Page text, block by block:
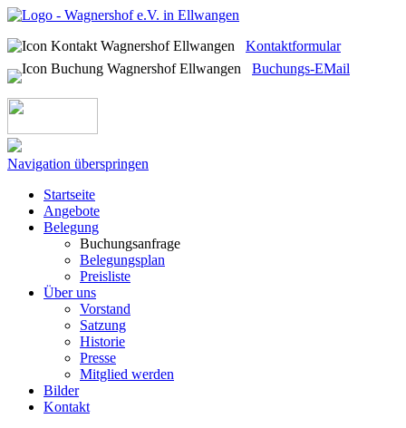
Kontaktformular
Buchungs-EMail
Navigation überspringen
Startseite
Angebote
Belegung
Buchungsanfrage
Belegungsplan
Preisliste
Über uns
Vorstand
Satzung
Historie
Presse
Mitglied werden
Bilder
Kontakt